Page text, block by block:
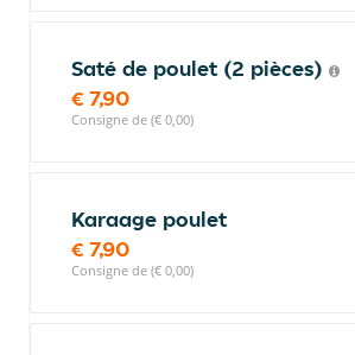
Saté de poulet (2 pièces)
€ 7,90
Consigne de (€ 0,00)
Karaage poulet
€ 7,90
Consigne de (€ 0,00)